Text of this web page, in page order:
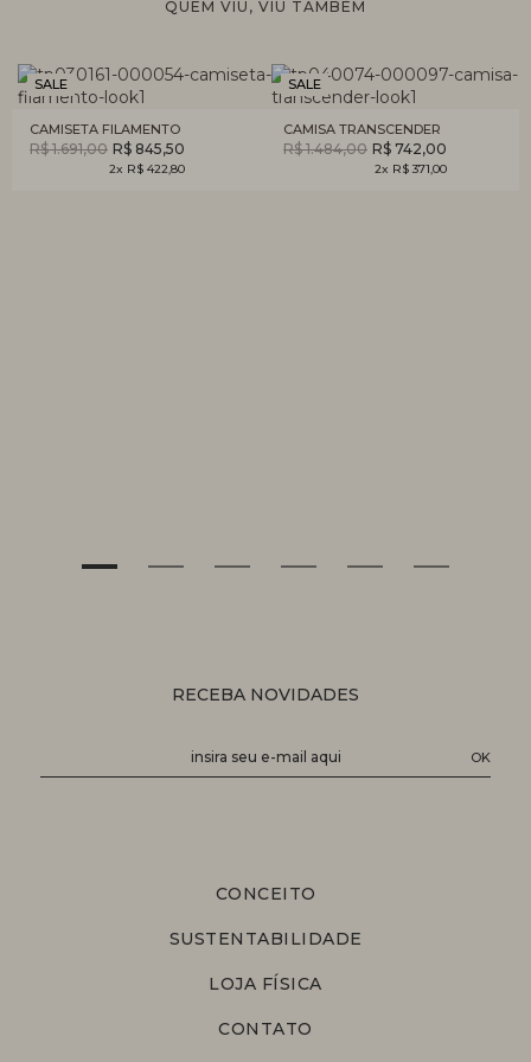
QUEM VIU, VIU TAMBÉM
SALE
CAMISETA FILAMENTO
R$ 1.691,00 R$ 845,50
2x R$ 422,80
SALE
CAMISA TRANSCENDER
R$ 1.484,00 R$ 742,00
2x R$ 371,00
RECEBA NOVIDADES
CONCEITO
SUSTENTABILIDADE
LOJA FÍSICA
CONTATO